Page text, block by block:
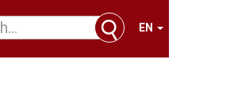
EN